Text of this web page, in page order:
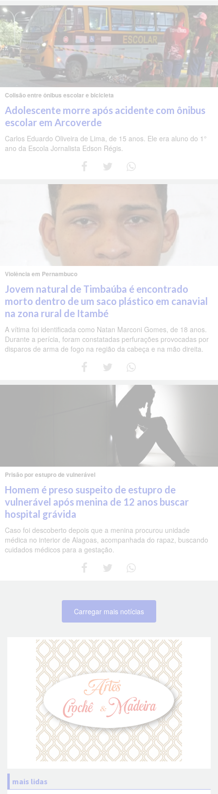
Colisão entre ônibus escolar e bicicleta
Adolescente morre após acidente com ônibus
escolar em Arcoverde
Carlos Eduardo Oliveira de Lima, de 15 anos. Ele era aluno do 1°
ano da Escola Jornalista Edson Régis.
Violência em Pernambuco
Jovem natural de Timbaúba é encontrado
morto dentro de um saco plástico em canavial
na zona rural de Itambé
A vítima foi identificada como Natan Marconi Gomes, de 18 anos.
Durante a perícia, foram constatadas perfurações provocadas por
disparos de arma de fogo na região da cabeça e na mão direita.
Prisão por estupro de vulnerável
Homem é preso suspeito de estupro de
vulnerável após menina de 12 anos buscar
hospital grávida
Caso foi descoberto depois que a menina procurou unidade
médica no interior de Alagoas, acompanhada do rapaz, buscando
cuidados médicos para a gestação.
Carregar mais notícias
mais lidas